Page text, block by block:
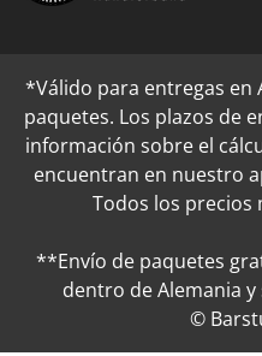
*Válido para entregas en
paquetes. Los plazos de
información sobre el
encuentran en nuestro
Todos los precios
**Envío de paquetes
dentro de Alemania
©